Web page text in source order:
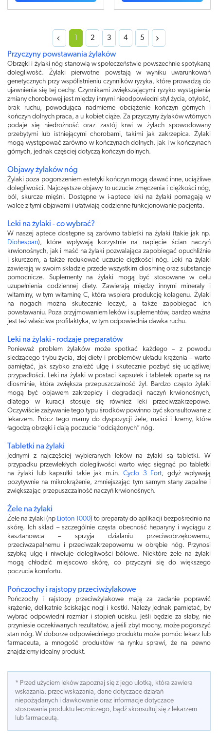
1 2 3 4 5
Przyczyny powstawania żylaków
Obrzęki i żylaki nóg stanowią w społeczeństwie powszechnie spotykaną
dolegliwość. Żylaki pierwotne powstają w wyniku uwarunkowań
genetycznych przy współistnieniu czynników ryzyka, które prowadzą do
ujawnienia się tej cechy. Czynnikami zwiększającymi ryzyko wystąpienia
zmiany chorobowej jest między innymi nieodpowiedni styl życia, otyłość,
brak ruchu, powodująca nadmierne obciążenie kończyn górnych i
kończyn dolnych praca, a u kobiet ciąże. Za przyczyny żylaków wtórnych
podaje się niedrożność oraz zastój krwi w żyłach spowodowany
przebytymi lub istniejącymi chorobami, takimi jak zakrzepica. Żylaki
mogą występować zarówno w kończynach dolnych, jak i w kończynach
górnych, jednak częściej dotyczą kończyn dolnych.
Objawy żylaków nóg
Żylaki poza pogorszeniem estetyki kończyn mogą dawać inne, uciążliwe
dolegliwości. Najczęstsze objawy to uczucie zmęczenia i ciężkości nóg,
ból, skurcze mięśni. Dostępne w i-aptece leki na żylaki pomagają w
walce z tymi objawami i ułatwiają codzienne funkcjonowanie pacjenta.
Leki na żylaki - co wybrać?
W naszej aptece dostępne są zarówno tabletki na żylaki (takie jak np.
Diohespan), które wpływają korzystnie na napięcie ścian naczyń
krwionośnych, jak i maść na żylaki pozwalająca zapobiegać opuchliźnie
i skurczom, a także redukować uczucie ciężkości nóg. Leki na żylaki
zawierają w swoim składzie przede wszystkim diosminę oraz substancje
pomocnicze. Suplementy na żylaki mogą być stosowane w celu
uzupełnienia codziennej diety. Zawierają między innymi minerały i
witaminy, w tym witaminę C, która wspiera produkcję kolagenu. Żylaki
na nogach można skutecznie leczyć, a także zapobiegać ich
powstawaniu. Poza przyjmowaniem leków i suplementów, bardzo ważna
jest też właściwa profilaktyka, w tym odpowiednia dawka ruchu.
Leki na żylaki - rodzaje preparatów
Ponieważ problem żylaków może spotkać każdego – z powodu
siedzącego trybu życia, złej diety i problemów układu krążenia – warto
pamiętać, jak szybko znaleźć ulgę i skutecznie pozbyć się uciążliwej
przypadłości. Leki na żylaki w postaci kapsułek i tabletek oparte są na
diosminie, która zwiększa przepuszczalność żył. Bardzo często żylaki
mogą być objawem zakrzepicy i degradacji naczyń krwionośnych,
dlatego w kuracji stosuje się również leki przeciwzakrzepowe.
Oczywiście zażywanie tego typu środków powinno być skonsultowane z
lekarzem. Prócz tego mamy do dyspozycji żele, maści i kremy, które
łagodzą obrzęki i dają poczucie “odciążonych” nóg.
Tabletki na żylaki
Jednymi z najczęściej wybieranych leków na żylaki są tabletki. W
przypadku przewlekłych dolegliwości warto więc sięgnąć po tabletki
na żylaki lub kapsułki takie jak m.in.Cyclo 3 Fort, gdyż wpływają
pozytywnie na mikrokrążenie, zmniejszając tym samym stany zapalne i
zwiększając przepuszczalność naczyń krwionośnych.
Żele na żylaki
Żele na żylaki (np Lioton 1000) to preparaty do aplikacji bezpośrednio na
skórę. Ich skład – szczególnie częsta obecność heparyny i wyciągu z
kasztanowca – sprzyja działaniu przeciwobrzękowemu,
przeciwzapalnemu i przeciwzakrzepowemu w obrębie nóg. Przynosi
szybką ulgę i niweluje dolegliwości bólowe. Niektóre żele na żylaki
mogą chłodzić miejscowo skórę, co przyczyni się do większego
poczucia komfortu.
Pończochy i rajstopy przeciwżylakowe
Pończochy i rajstopy przeciwżylakowe mają za zadanie poprawić
krążenie, delikatnie ściskając nogi i kostki. Należy jednak pamiętać, by
wybrać odpowiedni rozmiar i stopień ucisku. Jeśli będzie za słaby, nie
przyniesie oczekiwanych rezultatów, a jeśli zbyt mocny, może pogorszyć
stan nóg. W doborze odpowiedniego produktu może pomóc lekarz lub
farmaceuta, a mnogość produktów na rynku sprawi, że na pewno
znajdziemy idealny produkt.
* Przed użyciem leków zapoznaj się z jego ulotką, która zawiera
wskazania, przeciwskazania, dane dotyczace działań
niepożądanych i dawkowanie oraz informacje dotyczace
stosowania produktu leczniczego, bądź skonsultuj się z lekarzem
lub farmaceutą.